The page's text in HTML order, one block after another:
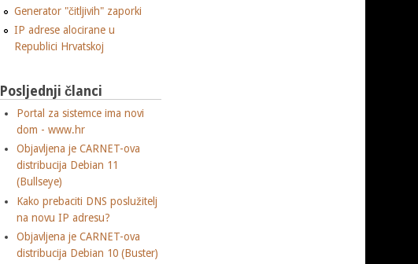
Generator "čitljivih" zaporki
IP adrese alocirane u
Republici Hrvatskoj
Posljednji članci
Portal za sistemce ima novi
dom - www.hr
Objavljena je CARNET-ova
distribucija Debian 11
(Bullseye)
Kako prebaciti DNS poslužitelj
na novu IP adresu?
Objavljena je CARNET-ova
distribucija Debian 10 (Buster)